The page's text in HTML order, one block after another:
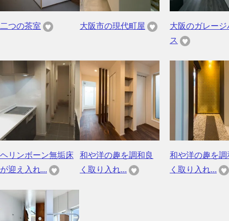
二つの茶室 大阪市の現代町屋
大阪のガレージ
ス
ヘリンボーン無垢床
が迎え入れ...
和や洋の趣を調和良
く取り入れ...
和や洋の趣を調
く取り入れ...